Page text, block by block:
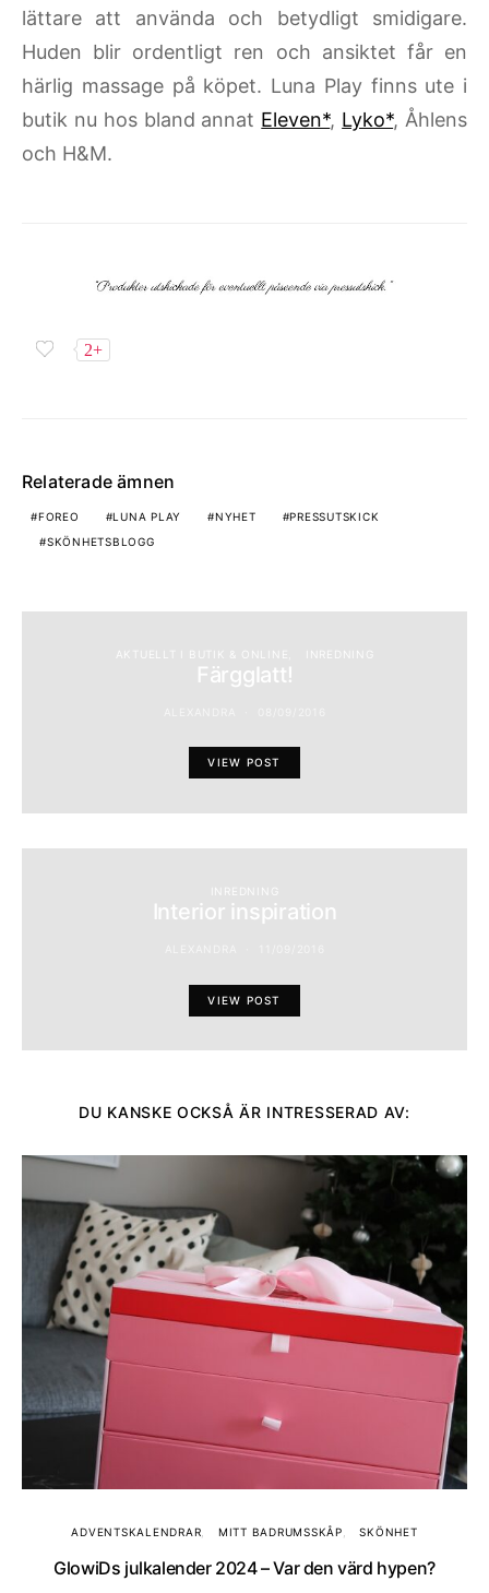
lättare att använda och betydligt smidigare.
Huden blir ordentligt ren och ansiktet får en
härlig massage på köpet. Luna Play finns ute i
butik nu hos bland annat Eleven*, Lyko*, Åhlens
och H&M.
2+
Relaterade ämnen
FOREO LUNA PLAY NYHET
PRESSUTSKICK
SKÖNHETSBLOGG
AKTUELLT I BUTIK & ONLINE INREDNING
Färgglatt!
VIEW POST
Interior inspiration
VIEW POST
DU KANSKE OCKSÅ ÄR INTRESSERAD AV:
ADVENTSKALENDRAR MITT BADRUMSSKÅP SKÖNHET
GlowiDs julkalender 2024 – Var den värd hypen?